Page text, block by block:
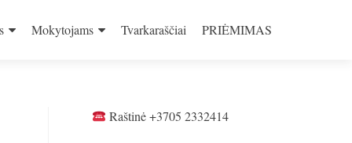
Mokytojams Tvarkaraščiai PRIĖMIMAS
Raštinė +3705 2332414